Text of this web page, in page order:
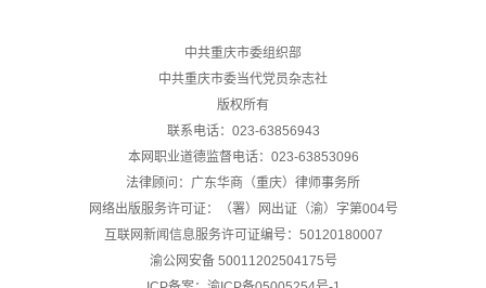
中共重庆市委组织部
中共重庆市委当代党员杂志社
版权所有
联系电话：023-63856943
本网职业道德监督电话：023-63853096
法律顾问：广东华商（重庆）律师事务所
网络出版服务许可证：（署）网出证（渝）字第004号
互联网新闻信息服务许可证编号：50120180007
渝公网安备 50011202504175号